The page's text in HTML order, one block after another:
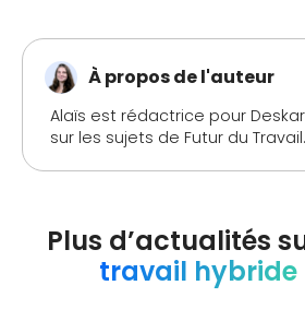
À propos de l'auteur
Alaïs est rédactrice pour
sur les sujets de Futur du Travail.
Plus d’actualités
travail hybride